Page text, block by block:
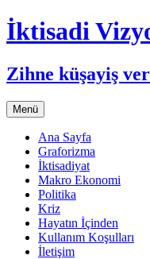
İktisadi
Zihne küşayiş
Menü İçeriğe
atla
Ana Sayfa
Graforizma
İktisadiyat
Makro Ekonomi
Politika
Kriz
Hayatın İçinden
Kullanım Koşulları
İletişim